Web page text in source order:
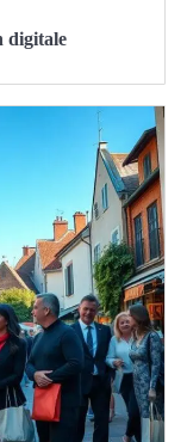
digitale